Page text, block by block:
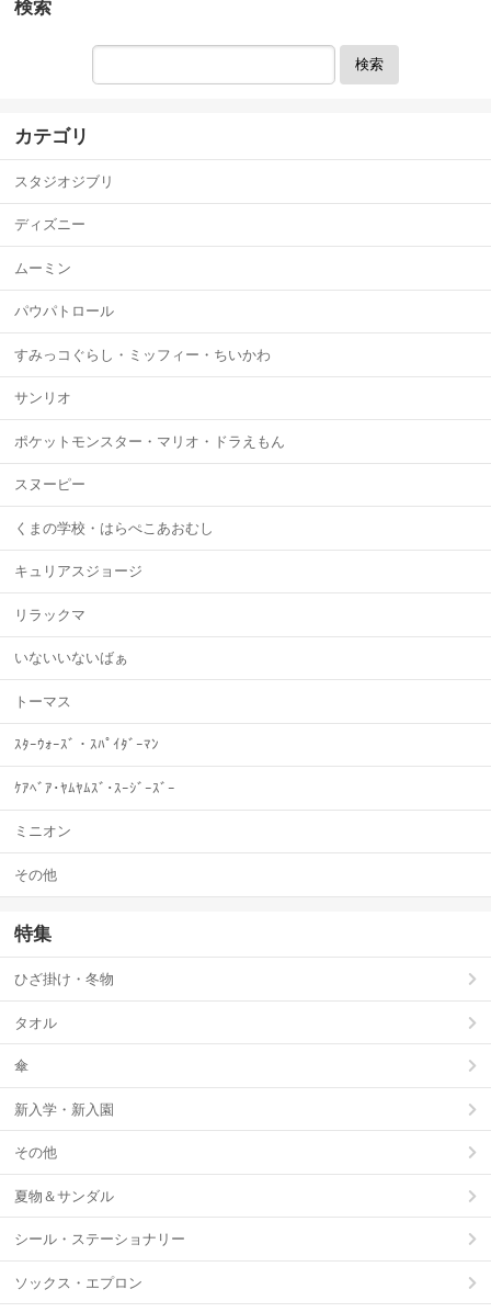
検索
検索
カテゴリ
スタジオジブリ
ディズニー
ムーミン
パウパトロール
すみっコぐらし・ミッフィー・ちいかわ
サンリオ
ポケットモンスター・マリオ・ドラえもん
スヌーピー
くまの学校・はらぺこあおむし
キュリアスジョージ
リラックマ
いないいないばぁ
トーマス
ｽﾀｰｳｫｰｽﾞ・ｽﾊﾟｲﾀﾞｰﾏﾝ
ｹｱﾍﾞｱ･ﾔﾑﾔﾑｽﾞ･ｽｰｼﾞｰｽﾞｰ
ミニオン
その他
特集
ひざ掛け・冬物
タオル
傘
新入学・新入園
その他
夏物＆サンダル
シール・ステーショナリー
ソックス・エプロン